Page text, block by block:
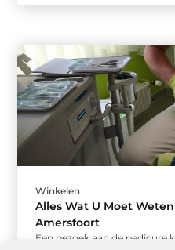
Winkelen
Alles Wat U Moet
Amersfoort
Een bezoek aan de pedicure